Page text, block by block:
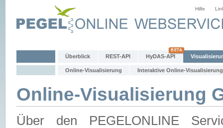
Hilfe
Überblick REST-API HyDAS-API
Online-Visualisierung Interaktive Online-Visualisierung
Online-Visualisierung
Über den PEGELONLINE